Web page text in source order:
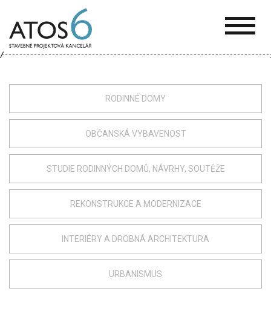
6
RODINNÉ DOMY
OBČANSKÁ VYBAVENOST
STUDIE RODINNÝCH DOMŮ, NÁVRHY, SOUTĚŽE
REKONSTRUKCE A MODERNIZACE
INTERIÉRY A DROBNÁ ARCHITEKTURA
URBANISMUS